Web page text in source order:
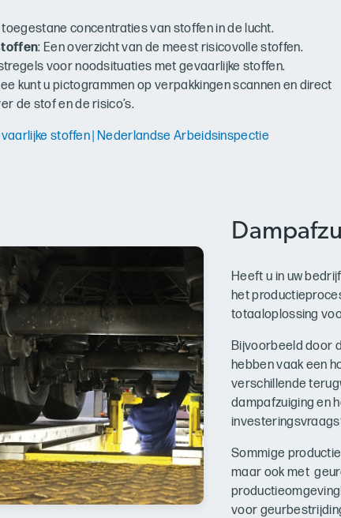
toegestane concentraties van stoffen in de lucht.
: Een overzicht van de meest risicovolle stoffen.
voor noodsituaties met gevaarlijke stoffen.
kunt u pictogrammen op verpakkingen scannen en direct
de stof en de risico’s.
stoffen | Nederlandse Arbeidsinspectie
Heeft u in uw
het
totaaloplossing
Bijvoorbeeld door
hebben vaak een
verschillende
dampafzuiging en
Sommige
maar ook met
voor